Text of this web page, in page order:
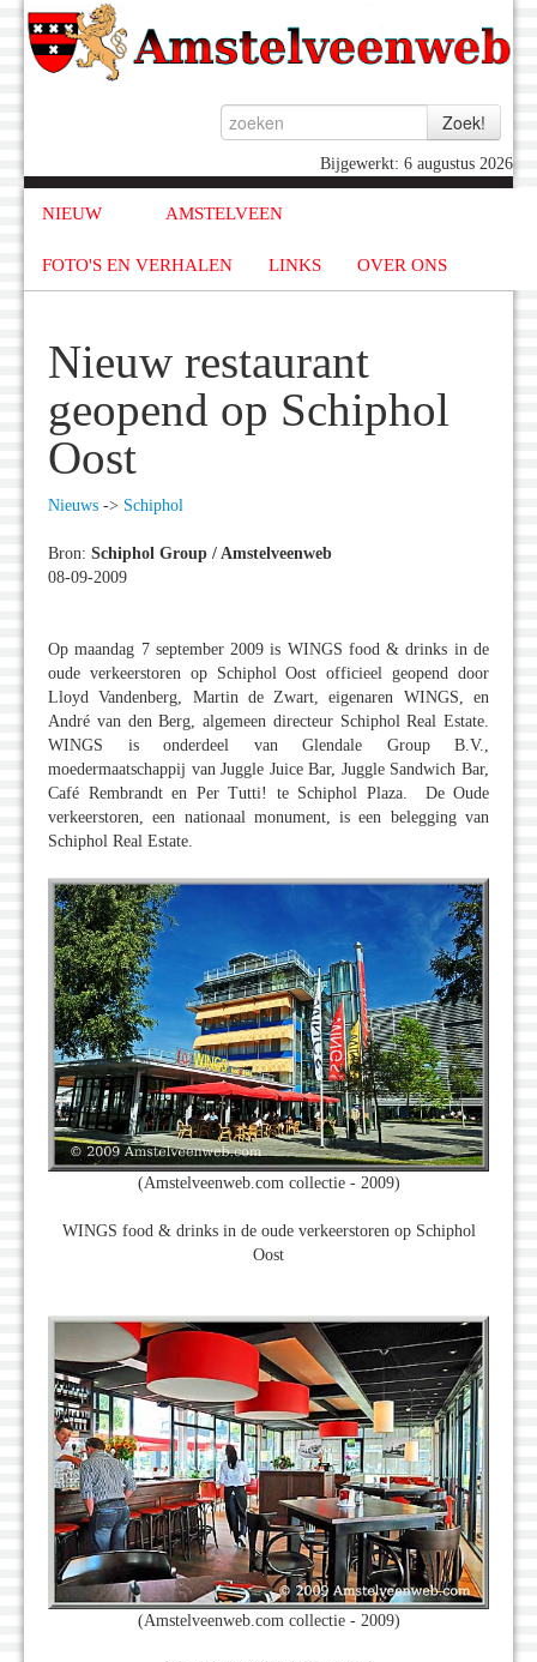
Bijgewerkt: 6 augustus 2026
NIEUW AMSTELVEEN
FOTO'S EN VERHALEN LINKS OVER ONS
Nieuw restaurant
geopend op Schiphol
Oost
Nieuws -> Schiphol
Bron: Schiphol Group / Amstelveenweb
08-09-2009
Op maandag 7 september 2009 is WINGS food & drinks in de
oude verkeerstoren op Schiphol Oost officieel geopend door
Lloyd Vandenberg, Martin de Zwart, eigenaren WINGS, en
André van den Berg, algemeen directeur Schiphol Real Estate.
WINGS is onderdeel van Glendale Group B.V.,
moedermaatschappij van Juggle Juice Bar, Juggle Sandwich Bar,
Café Rembrandt en Per Tutti! te Schiphol Plaza. De Oude
verkeerstoren, een nationaal monument, is een belegging van
Schiphol Real Estate.
(Amstelveenweb.com collectie - 2009)
WINGS food & drinks in de oude verkeerstoren op Schiphol
Oost
(Amstelveenweb.com collectie - 2009)